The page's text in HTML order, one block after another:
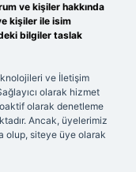
ve kişiler hakkında
kişiler ile isim
bilgiler taslak
ve İletişim
olarak hizmet
olarak denetleme
Ancak, üyelerimiz
olup, siteye üye olarak